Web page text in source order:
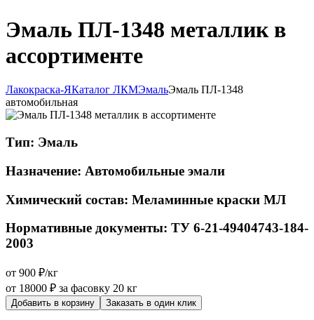
Эмаль ПЛ-1348 металлик в
ассортименте
Лакокраска-ЯКаталог ЛКМЭмальЭмаль ПЛ-1348
автомобильная
Тип: Эмаль
Назначение: Автомобильные эмали
Химический состав: Меламинные краски МЛ
Нормативные документы: ТУ 6-21-49404743-184-
2003
от 900 ₽/кг
от 18000 ₽ за фасовку 20 кг
Добавить в корзину Заказать в один клик